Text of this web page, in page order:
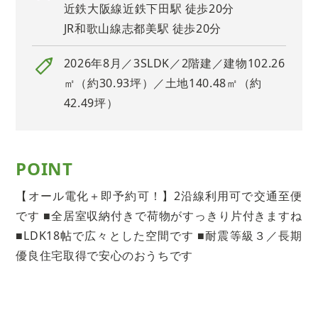
近鉄大阪線近鉄下田駅 徒歩20分
JR和歌山線志都美駅 徒歩20分
2026年8月／3SLDK／2階建／建物102.26
㎡（約30.93坪）／土地140.48㎡（約
42.49坪）
POINT
【オール電化＋即予約可！】2沿線利用可で交通至便
です ■全居室収納付きで荷物がすっきり片付きますね
■LDK18帖で広々とした空間です ■耐震等級３／長期
優良住宅取得で安心のおうちです